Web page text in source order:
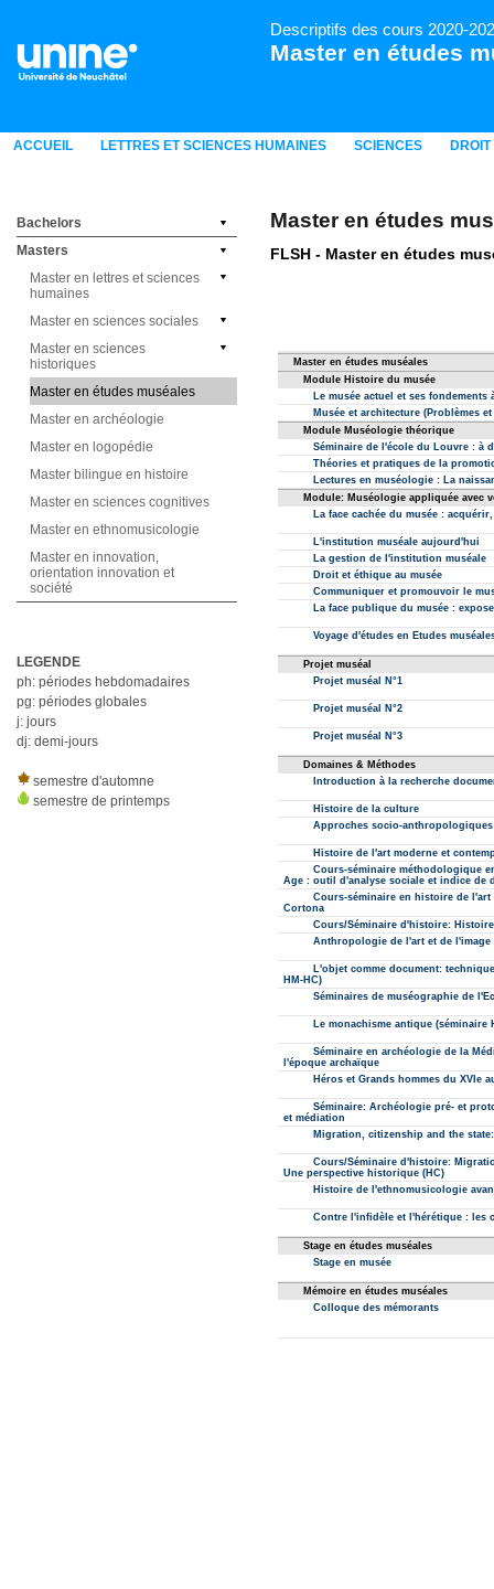
Descriptifs des cours 2020-
Master en études
ACCUEIL LETTRES ET SCIENCES HUMAINES SCIENCES DROIT
Bachelors
Masters
Master en lettres et sciences
humaines
Master en sciences sociales
Master en sciences
historiques
Master en études muséales
Master en archéologie
Master en logopédie
Master bilingue en histoire
Master en sciences cognitives
Master en ethnomusicologie
Master en innovation,
orientation innovation et
société
LEGENDE
ph: périodes hebdomadaires
pg: périodes globales
j: jours
dj: demi-jours
semestre d'automne
semestre de printemps
Master en études